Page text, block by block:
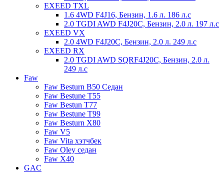
EXEED TXL
1.6 4WD F4J16, Бензин, 1.6 л. 186 л.с
2.0 TGDI AWD F4J20C, Бензин, 2.0 л. 197 л.с
EXEED VX
2.0 4WD F4J20C, Бензин, 2.0 л. 249 л.с
EXEED RX
2.0 TGDI AWD SQRF4J20C, Бензин, 2.0 л.
249 л.с
Faw
Faw Besturn B50 Седан
Faw Bestune T55
Faw Bestun T77
Faw Bestune T99
Faw Besturn X80
Faw V5
Faw Vita хэтчбек
Faw Oley седан
Faw X40
GAC